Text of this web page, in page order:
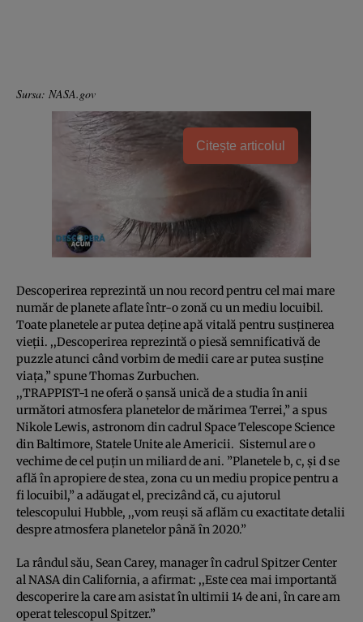
Sursa: NASA.gov
Citește articolul
Descoperirea reprezintă un nou record pentru cel mai mare
număr de planete aflate într-o zonă cu un mediu locuibil.
Toate planetele ar putea deţine apă vitală pentru susţinerea
vieţii. ,,Descoperirea reprezintă o piesă semnificativă de
puzzle atunci când vorbim de medii care ar putea susţine
viaţa,” spune Thomas Zurbuchen.
,,TRAPPIST-1 ne oferă o şansă unică de a studia în anii
următori atmosfera planetelor de mărimea Terrei,” a spus
Nikole Lewis, astronom din cadrul Space Telescope Science
din Baltimore, Statele Unite ale Americii. Sistemul are o
vechime de cel puţin un miliard de ani. ”Planetele b, c, şi d se
află în apropiere de stea, zona cu un mediu propice pentru a
fi locuibil,” a adăugat el, precizând că, cu ajutorul
telescopului Hubble, ,,vom reuşi să aflăm cu exactitate detalii
despre atmosfera planetelor până în 2020.”
La rândul său, Sean Carey, manager în cadrul Spitzer Center
al NASA din California, a afirmat: ,,Este cea mai importantă
descoperire la care am asistat în ultimii 14 de ani, în care am
operat telescopul Spitzer.”